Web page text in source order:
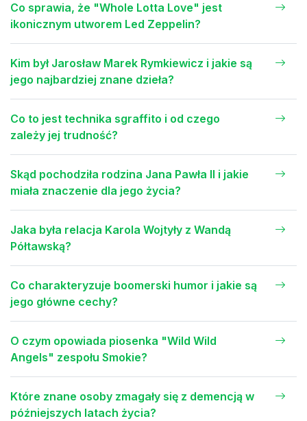
Co sprawia, że "Whole Lotta Love" jest
ikonicznym utworem Led Zeppelin?
Kim był Jarosław Marek Rymkiewicz i jakie są
jego najbardziej znane dzieła?
Co to jest technika sgraffito i od czego
zależy jej trudność?
Skąd pochodziła rodzina Jana Pawła II i jakie
miała znaczenie dla jego życia?
Jaka była relacja Karola Wojtyły z Wandą
Półtawską?
Co charakteryzuje boomerski humor i jakie są
jego główne cechy?
O czym opowiada piosenka "Wild Wild
Angels" zespołu Smokie?
Które znane osoby zmagały się z demencją w
późniejszych latach życia?